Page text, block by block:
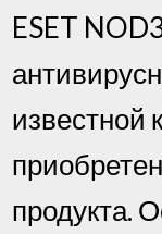
ESET
известной
продукта.